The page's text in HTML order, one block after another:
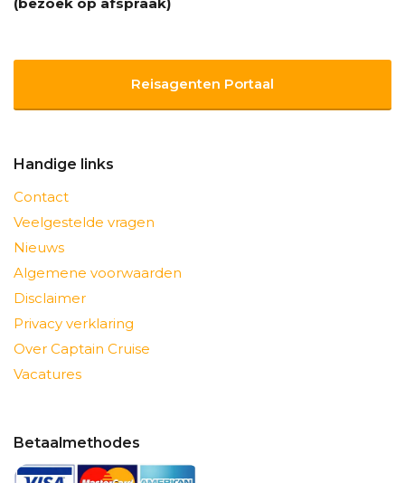
Reisagenten Portaal
Handige links
Contact
Veelgestelde vragen
Nieuws
Algemene voorwaarden
Disclaimer
Privacy verklaring
Over Captain Cruise
Vacatures
Betaalmethodes